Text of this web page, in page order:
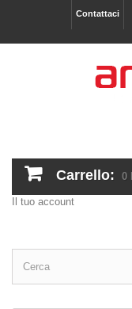
Contattaci
Carrello: 0
Il tuo account